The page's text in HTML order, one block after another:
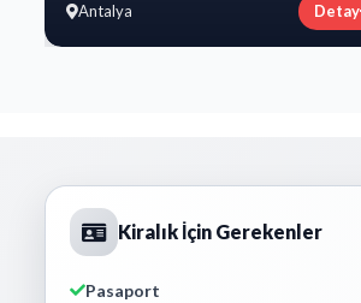
Antalya Detay
Kiralık İçin Gerekenler
Pasaport